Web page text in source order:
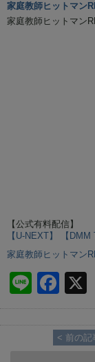
家庭教師ヒットマン
家庭教師ヒットマン
【公式有料配信】
【U-NEXT】
【DMM
家庭教師ヒットマン
Li
n
e
F
a
c
e
< 前の記